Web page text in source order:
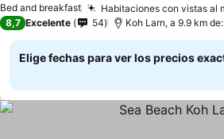
Bed and breakfast Habitaciones con vistas al
8,7 Excelente 54 Koh Larn, a 9.9 km
Elige fechas para ver los precios